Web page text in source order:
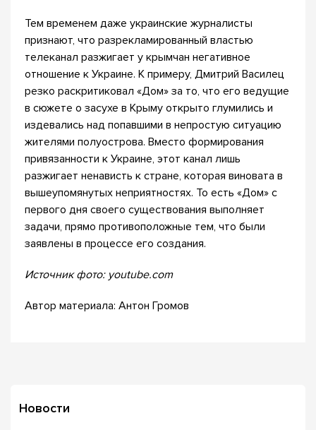
Тем временем даже украинские журналисты
признают, что разрекламированный властью
телеканал разжигает у крымчан негативное
отношение к Украине. К примеру, Дмитрий Василец
резко раскритиковал «Дом» за то, что его ведущие
в сюжете о засухе в Крыму открыто глумились и
издевались над попавшими в непростую ситуацию
жителями полуострова. Вместо формирования
привязанности к Украине, этот канал лишь
разжигает ненависть к стране, которая виновата в
вышеупомянутых неприятностях. То есть «Дом» с
первого дня своего существования выполняет
задачи, прямо противоположные тем, что были
заявлены в процессе его создания.
Источник фото: youtube.com
Автор материала: Антон Громов
Новости